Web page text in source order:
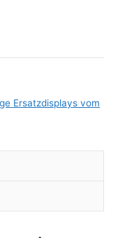
Ersatzdisplays vom